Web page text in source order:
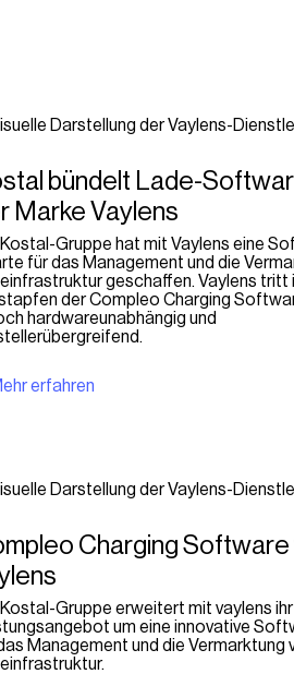
bündelt Lade-
Marke Vaylens
Kostal-Gruppe hat mit Vaylens eine
für das Management und die
geschaffen. Vaylens tritt
der Compleo Charging
hardwareunabhängig und
erfahren
Charging Software
Kostal-Gruppe erweitert mit vaylens ihr
um eine innovative
Management und die Vermarktung